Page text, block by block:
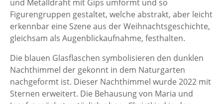
und Metalldraht mit Gips umformt und so
Figurengruppen gestaltet, welche abstrakt, aber leicht
erkennbar eine Szene aus der Weihnachtsgeschichte,
gleichsam als Augenblickaufnahme, festhalten.
Die blauen Glasflaschen symbolisieren den dunklen
Nachthimmel der gekonnt in dem Naturgarten
nachgeformt ist. Dieser Nachthimmel wurde 2022 mit
Sternen erweitert. Die Behausung von Maria und